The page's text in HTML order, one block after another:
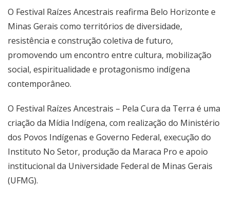
O Festival Raízes Ancestrais reafirma Belo Horizonte e
Minas Gerais como territórios de diversidade,
resistência e construção coletiva de futuro,
promovendo um encontro entre cultura, mobilização
social, espiritualidade e protagonismo indígena
contemporâneo.
O Festival Raízes Ancestrais – Pela Cura da Terra é uma
criação da Mídia Indígena, com realização do Ministério
dos Povos Indígenas e Governo Federal, execução do
Instituto No Setor, produção da Maraca Pro e apoio
institucional da Universidade Federal de Minas Gerais
(UFMG).